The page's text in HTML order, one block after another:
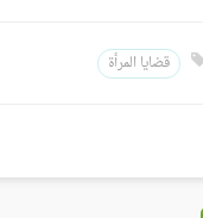
قضايا المرأة